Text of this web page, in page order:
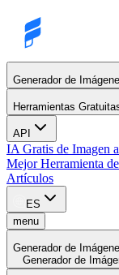
Generador de
Herramientas
API
IA Gratis de Imagen
Mejor Herramienta
Artículos
ES
menu
Generador de
Generador de